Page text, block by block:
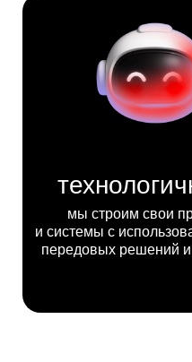
мы строим свои
и системы с
передовых решений и